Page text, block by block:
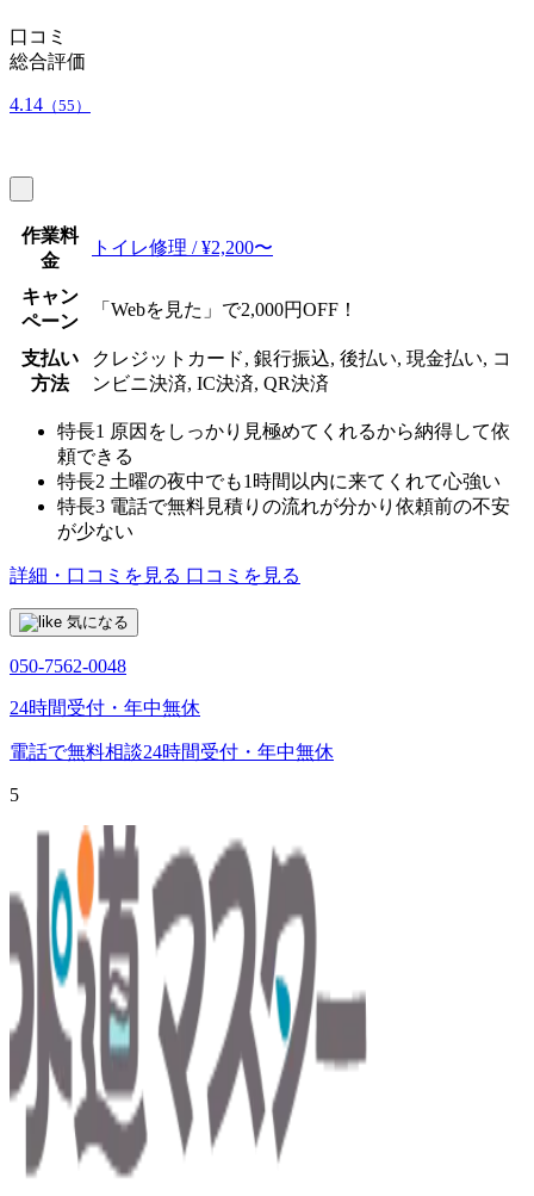
口コミ
総合評価
4.14 （55）
作業料
金
トイレ修理 / ¥2,200〜
キャン
ペーン
「Webを見た」で2,000円OFF！
支払い
方法
クレジットカード, 銀行振込, 後払い, 現金払い, コ
ンビニ決済, IC決済, QR決済
特長1 原因をしっかり見極めてくれるから納得して依
頼できる
特長2 土曜の夜中でも1時間以内に来てくれて心強い
特長3 電話で無料見積りの流れが分かり依頼前の不安
が少ない
詳細・口コミを見る 口コミを見る
気になる
050-7562-0048
24時間受付・年中無休
電話で無料相談24時間受付・年中無休
5